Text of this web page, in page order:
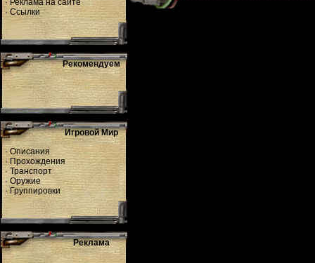
·Реклама на сайте
·Ссылки
Рекомендуем
Игровой Мир
·Описания
·Прохождения
·Транспорт
·Оружие
·Группировки
Реклама